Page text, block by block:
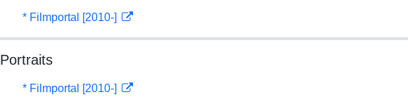
* Filmportal [2010-]
Portraits
* Filmportal [2010-]